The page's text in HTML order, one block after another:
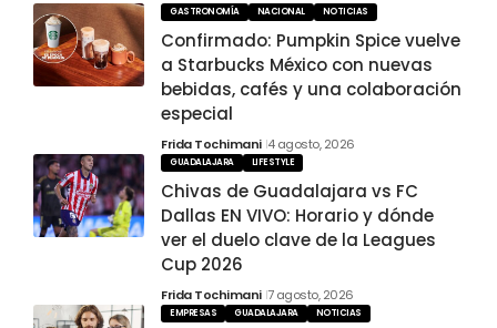
GASTRONOMÍA NACIONAL NOTICIAS
Confirmado: Pumpkin Spice vuelve
a Starbucks México con nuevas
bebidas, cafés y una colaboración
especial
Frida Tochimani 4 agosto, 2026
GUADALAJARA LIFESTYLE
Chivas de Guadalajara vs FC
Dallas EN VIVO: Horario y dónde
ver el duelo clave de la Leagues
Cup 2026
Frida Tochimani 7 agosto, 2026
EMPRESAS GUADALAJARA NOTICIAS